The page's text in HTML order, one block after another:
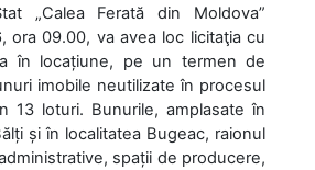
„Calea Ferată din Moldova”
ora 09.00, va avea loc licitaţia cu
în locațiune, pe un termen de
imobile neutilizate în procesul
13 loturi. Bunurile, amplasate în
și în localitatea Bugeac, raionul
spații de producere,